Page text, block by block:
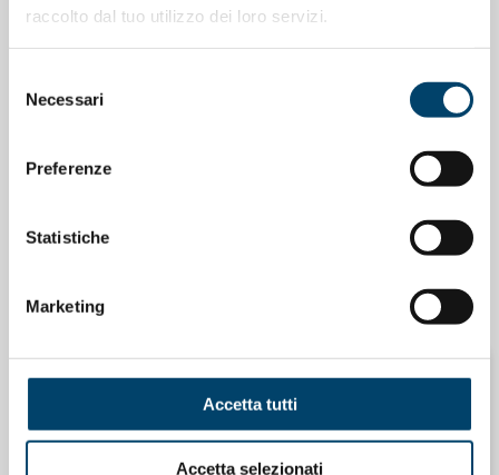
raccolto dal tuo utilizzo dei loro servizi.
delNecessari
Preferenze
Statistiche
Marketing
Accetta tutti
Accetta selezionati
ONDA PER LE DONNE
15 Apr 2026
NEWSLETTER “MEDICINA DI GENERE”